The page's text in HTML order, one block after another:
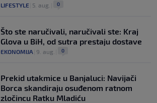
LIFESTYLE 5. aug. 0
Što ste naručivali, naručivali ste: Kraj
Glova u BiH, od sutra prestaju dostave
EKONOMIJA 9. aug. 0
Prekid utakmice u Banjaluci: Navijači
Borca skandiraju osuđenom ratnom
zločincu Ratku Mladiću